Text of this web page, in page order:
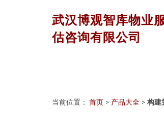
武汉博观智库物业
估咨询有限公司
当前位置： 首页 > 产品大全 > 构建